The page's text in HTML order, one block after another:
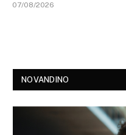
07/08/2026
NOVANDINO